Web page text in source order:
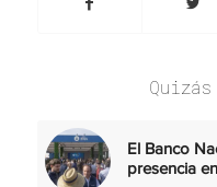
El Banco
presencia